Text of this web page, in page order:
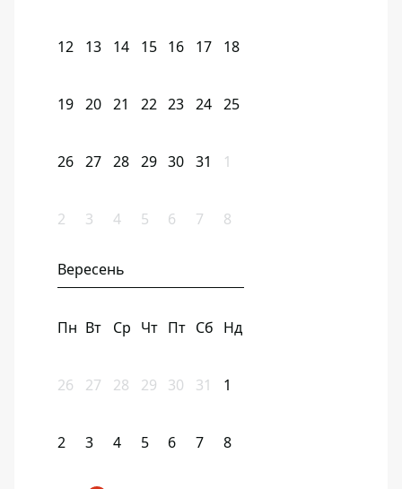
12 13 14 15 16 17 18
19 20 21 22 23 24 25
26 27 28 29 30 31 1
2 3 4 5 6 7 8
Вересень
Пн Вт Ср Чт Пт Сб Нд
26 27 28 29 30 31 1
2 3 4 5 6 7 8